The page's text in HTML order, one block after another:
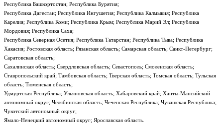
Республика Башкортостан; Республика Бурятия;
Республика Дагестан; Республика Ингушетия; Республика Калмыкия; Республика
Карелия; Республика Коми; Республика Крым; Республика Марий Эл; Республика
Мордовия; Республика Саха;
Республика Северная Осетия; Республика Татарстан; Республика Тыва; Республика
Хакасия; Ростовская область; Рязанская область; Самарская область; Санкт-Петербург;
Саратовская область;
Сахалинская область; Свердловская область; Севастополь; Смоленская область;
Ставропольский край; Тамбовская область; Тверская область; Томская область; Тульская
область; Тюменская область;
Удмуртская Республика; Ульяновская область; Хабаровский край; Ханты-Мансийский
автономный округ; Челябинская область; Чеченская Республика; Чувашская Республика;
Чукотский автономный округ;
Ямало-Ненецкий автономный округ; Ярославская область.